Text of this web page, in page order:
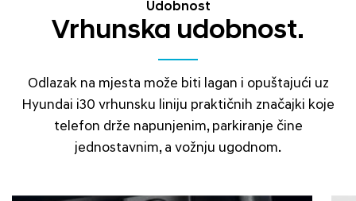
Udobnost
Vrhunska udobnost.
Odlazak na mjesta može biti lagan i opuštajući uz
Hyundai i30 vrhunsku liniju praktičnih značajki koje
telefon drže napunjenim, parkiranje čine
jednostavnim, a vožnju ugodnom.